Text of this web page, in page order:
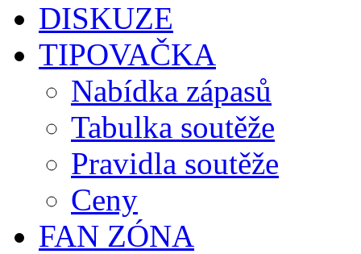
DISKUZE
TIPOVAČKA
Nabídka zápasů
Tabulka soutěže
Pravidla soutěže
Ceny
FAN ZÓNA